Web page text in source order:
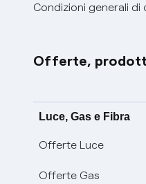
Condizioni generali
Offerte,
Luce, Gas e Fibra
Offerte Luce
Offerte Gas